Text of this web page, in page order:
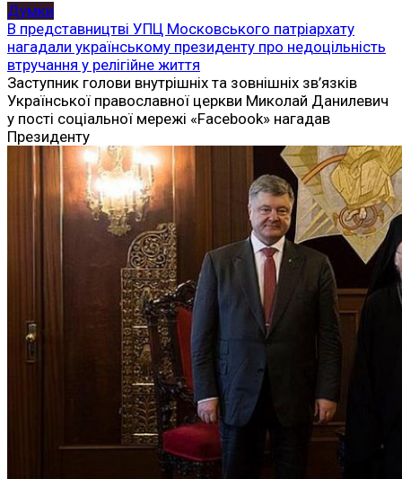
Думки
В представництві УПЦ Московського патріархату
нагадали українському президенту про недоцільність
втручання у релігійне життя
Заступник голови внутрішніх та зовнішніх зв’язків
Української православної церкви Миколай Данилевич
у пості соціальної мережі «Facebook» нагадав
Президенту